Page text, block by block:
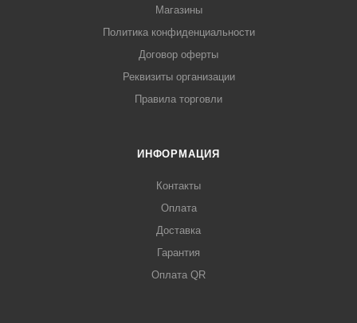
Магазины
Политика конфиденциальности
Договор оферты
Реквизиты организации
Правила торговли
ИНФОРМАЦИЯ
Контакты
Оплата
Доставка
Гарантия
Оплата QR